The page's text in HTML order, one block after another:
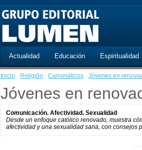
Actualidad Educación Espiritualidad
Inicio · Religión · Carismáticos · Jóvenes en
Jóvenes en
Comunicación. Afectividad. Sexualidad
Desde un enfoque católico renovado, muestra
afectividad y una sexualidad sana, con consejos